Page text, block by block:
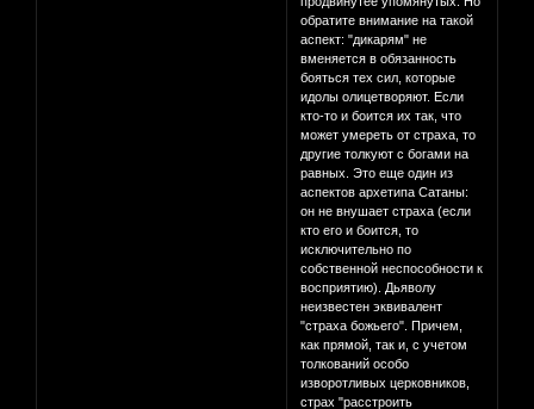
обратите внимание на такой
аспект: "дикарям" не
вменяется в обязанность
бояться тех сил, которые
идолы олицетворяют. Если
кто-то и боится их так, что
может умереть от страха, то
другие толкуют с богами на
равных. Это еще один из
аспектов архетипа Сатаны:
он не внушает страха (если
кто его и боится, то
исключительно по
собственной неспособности к
восприятию). Дьяволу
неизвестен эквивалент
"страха божьего". Причем,
как прямой, так и, с учетом
толкований особо
изворотливых церковников,
страх "расстроить